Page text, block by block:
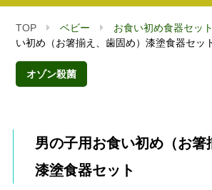
TOP ベビー お食い初め食器セット
い初め（お箸揃え、歯固め）漆塗食器セッ
オゾン殺菌
男の子用お食い初め（お箸
漆塗食器セット